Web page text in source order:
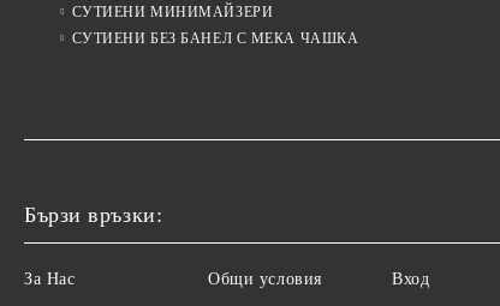
СУТИЕНИ МИНИМАЙЗЕРИ
СУТИЕНИ БЕЗ БАНЕЛ С МЕКА ЧАШКА
Бързи връзки:
За Нас Общи условия Вход